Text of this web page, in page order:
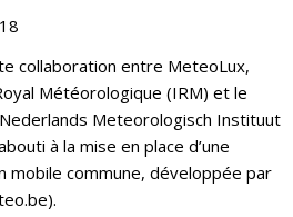
collaboration entre MeteoLux,
Météorologique (IRM) et le
Meteorologisch Instituut
à la mise en place d’une
mobile commune, développée par